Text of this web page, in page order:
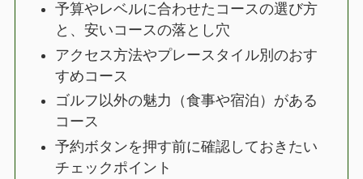
予算やレベルに合わせたコースの選び方
と、安いコースの落とし穴
アクセス方法やプレースタイル別のおす
すめコース
ゴルフ以外の魅力（食事や宿泊）がある
コース
予約ボタンを押す前に確認しておきたい
チェックポイント